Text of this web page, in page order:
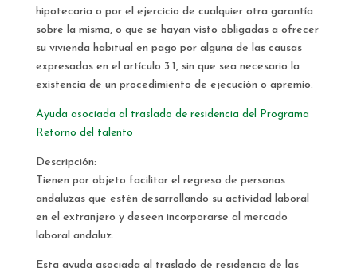
hipotecaria o por el ejercicio de cualquier otra garantía
sobre la misma, o que se hayan visto obligadas a ofrecer
su vivienda habitual en pago por alguna de las causas
expresadas en el artículo 3.1, sin que sea necesario la
existencia de un procedimiento de ejecución o apremio.
Ayuda asociada al traslado de residencia del Programa
Retorno del talento
Descripción:
Tienen por objeto facilitar el regreso de personas
andaluzas que estén desarrollando su actividad laboral
en el extranjero y deseen incorporarse al mercado
laboral andaluz.
Esta ayuda asociada al traslado de residencia de las